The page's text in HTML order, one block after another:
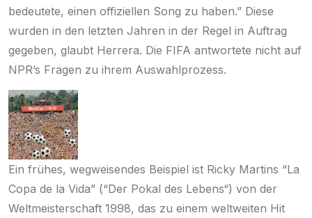
bedeutete, einen offiziellen Song zu haben.” Diese
wurden in den letzten Jahren in der Regel in Auftrag
gegeben, glaubt Herrera. Die FIFA antwortete nicht auf
NPR’s Fragen zu ihrem Auswahlprozess.
Ein frühes, wegweisendes Beispiel ist Ricky Martins “La
Copa de la Vida” (“Der Pokal des Lebens“) von der
Weltmeisterschaft 1998, das zu einem weltweiten Hit